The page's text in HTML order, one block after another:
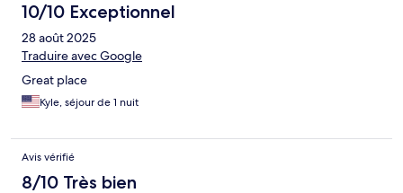
10/10 Exceptionnel
28 août 2025
Traduire avec Google
Great place
Kyle, séjour de 1 nuit
Avis vérifié
8/10 Très bien